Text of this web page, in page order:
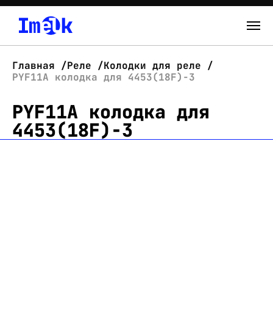
О нас
Новости
Главная Реле
Колодки для реле
PYF11A колодка для 4453(18F)-3
PYF11A колодка для
4453(18F)-3